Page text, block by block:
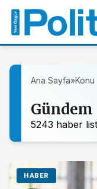
Ana Sayfa»Konu
Gündem
5243 haber
HABER